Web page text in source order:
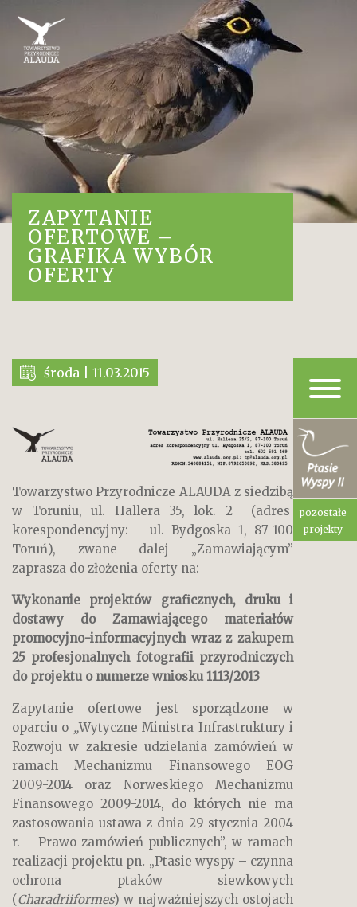
pozostałe
projekty
ZAPYTANIE
OFERTOWE –
GRAFIKA WYBÓR
OFERTY
środa | 11.03.2015
Towarzystwo Przyrodnicze ALAUDA z siedzibą
w Toruniu, ul. Hallera 35, lok. 2 (adres
korespondencyjny: ul. Bydgoska 1, 87-100
Toruń), zwane dalej „Zamawiającym”
zaprasza do złożenia oferty na:
Wykonanie projektów graficznych, druku i
dostawy do Zamawiającego materiałów
promocyjno-informacyjnych wraz z zakupem
25 profesjonalnych fotografii przyrodniczych
do projektu o numerze wniosku 1113/2013
Zapytanie ofertowe jest sporządzone w
oparciu o „Wytyczne Ministra Infrastruktury i
Rozwoju w zakresie udzielania zamówień w
ramach Mechanizmu Finansowego EOG
2009-2014 oraz Norweskiego Mechanizmu
Finansowego 2009-2014, do których nie ma
zastosowania ustawa z dnia 29 stycznia 2004
r. – Prawo zamówień publicznych”, w ramach
realizacji projektu pn. „Ptasie wyspy – czynna
ochrona ptaków siewkowych
(Charadriiformes) w najważniejszych ostojach